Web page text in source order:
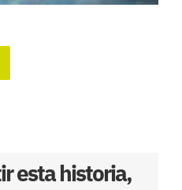
esta historia,